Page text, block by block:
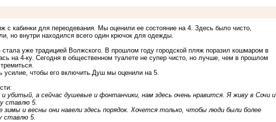
с кабинки для переодевания. Мы оценили ее состояние на 4. Здесь было чисто,
но внутри находился всего один крючок для одежды.
стала уже традицией Волжского. В прошлом году городской пляж поразил кошмаром в
на 4-ку. Сегодня в общественном туалете не супер чисто, но лучше, чем в прошлом
усилие, чтобы его включить.Душ мы оценили на 5.
убитый, а сейчас душевые и фонтанчики, нам здесь очень нравится. Я живу в Сочи и
ставлю 5.
и весны они навели здесь порядок. Хочется только, чтобы люди были более
ставлю 5.